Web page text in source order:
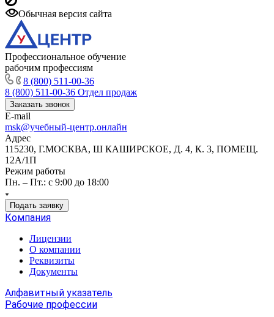
Обычная версия сайта
Профессиональное обучение
рабочим профессиям
8 (800) 511-00-36
8 (800) 511-00-36 Отдел продаж
Заказать звонок
E-mail
msk@учебный-центр.онлайн
Адрес
115230, Г.МОСКВА, Ш КАШИРСКОЕ, Д. 4, К. 3, ПОМЕЩ.
12А/1П
Режим работы
Пн. – Пт.: с 9:00 до 18:00
Подать заявку
Компания
Лицензии
О компании
Реквизиты
Документы
Алфавитный указатель
Рабочие профессии